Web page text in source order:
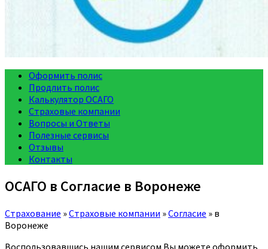
Оформить полис
Продлить полис
Калькулятор ОСАГО
Страховые компании
Вопросы и Ответы
Полезные сервисы
Отзывы
Контакты
ОСАГО в Согласие в Воронеже
Страхование »Страховые компании »Согласие » в
Воронеже
Воспользовавшись нашим сервисом Вы можете оформить